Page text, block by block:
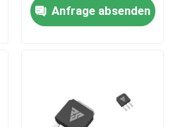
Anfrage absenden